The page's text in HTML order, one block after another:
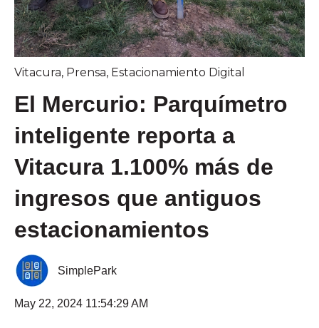
Vitacura, Prensa, Estacionamiento Digital
El Mercurio: Parquímetro
inteligente reporta a
Vitacura 1.100% más de
ingresos que antiguos
estacionamientos
SimplePark
May 22, 2024 11:54:29 AM